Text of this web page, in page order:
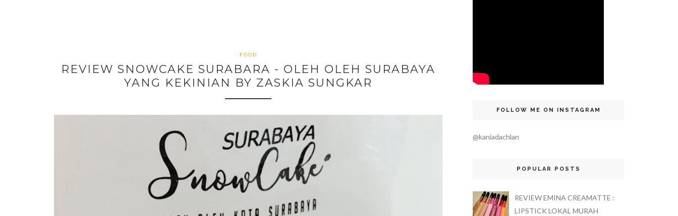
FOOD
REVIEW SNOWCAKE SURABARA - OLEH OLEH SURABAYA
YANG KEKINIAN BY ZASKIA SUNGKAR
FOLLOW ME ON INSTAGRAM
@kaniadachlan
POPULAR POSTS
REVIEW EMINA CREAMATTE :
LIPSTICK LOKAL MURAH